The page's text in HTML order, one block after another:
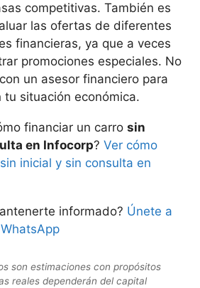
competitivas. También es
las ofertas de diferentes
financieras, ya que a veces
promociones especiales. No
un asesor financiero para
tu situación económica.
financiar un carro sin
en Infocorp? Ver cómo
inicial y sin consulta en
informado? Únete a
son estimaciones con propósitos
reales dependerán del capital